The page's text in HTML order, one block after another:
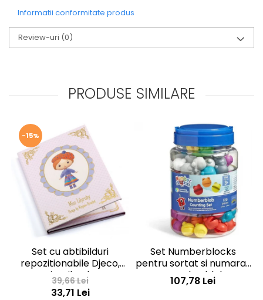
Informatii conformitate produs
Review-uri (0)
PRODUSE SIMILARE
-15%
Set cu abtibilduri
repozitionabile Djeco,
Miss Lilyruby
39,66 Lei
33,71 Lei
Set Numberblocks
pentru sortat si numarat
- Numberblob
107,78 Lei